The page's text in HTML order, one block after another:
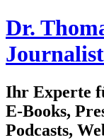
Zum
Inhalt
springen
Dr.
Ihr Experte
E-Books,
Podcasts,